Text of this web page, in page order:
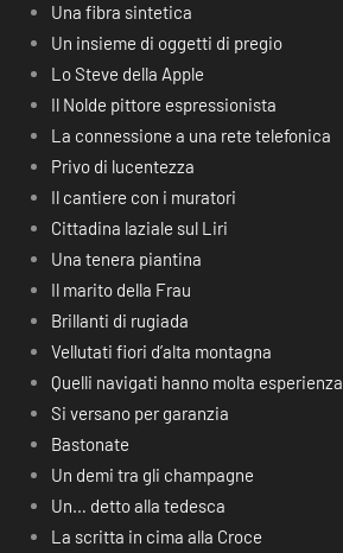
Una fibra sintetica
Un insieme di oggetti di pregio
Lo Steve della Apple
Il Nolde pittore espressionista
La connessione a una rete telefonica
Privo di lucentezza
Il cantiere con i muratori
Cittadina laziale sul Liri
Una tenera piantina
Il marito della Frau
Brillanti di rugiada
Vellutati fiori d’alta montagna
Quelli navigati hanno molta esperienza
Si versano per garanzia
Bastonate
Un demi tra gli champagne
Un… detto alla tedesca
La scritta in cima alla Croce